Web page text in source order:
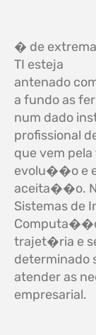
� de
TI esteja
antenado
a fundo as
num dado
profissional
que vem
evolu��o e
aceita��o.
Sistemas de
trajet�ria e
determinado
atender as
empresarial.